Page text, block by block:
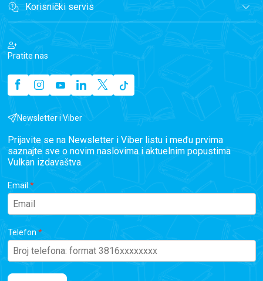
Korisnički servis
Pratite nas
Newsletter i Viber
Prijavite se na Newsletter i Viber listu i među prvima
saznajte sve o novim naslovima i aktuelnim popustima
Vulkan izdavaštva.
Email
Telefon